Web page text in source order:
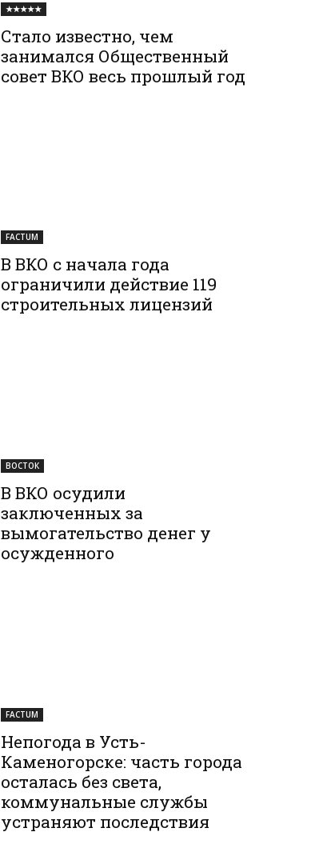
★★★★★
Стало известно, чем
занимался Общественный
совет ВКО весь прошлый год
FACTUM
В ВКО с начала года
ограничили действие 119
строительных лицензий
ВОСТОК
В ВКО осудили
заключенных за
вымогательство денег у
осужденного
FACTUM
Непогода в Усть-
Каменогорске: часть города
осталась без света,
коммунальные службы
устраняют последствия